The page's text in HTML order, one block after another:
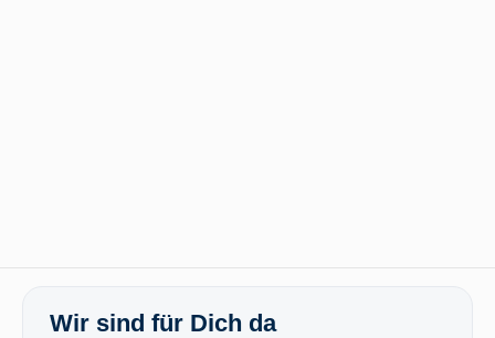
Wir sind für Dich da